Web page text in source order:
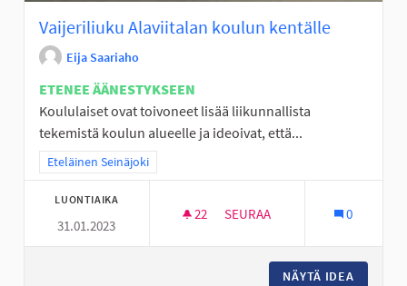
Vaijeriliuku Alaviitalan koulun kentälle
Eija Saariaho
ETENEE ÄÄNESTYKSEEN
Koululaiset ovat toivoneet lisää liikunnallista
tekemistä koulun alueelle ja ideoivat, että...
Rajaa tulokset teeman mukaan: Eteläinen Seinäjoki
Eteläinen Seinäjoki
LUONTIAIKA
31.01.2023
22 22 SEURAAJAA
SEURAA 0
NÄYTÄ IDEA